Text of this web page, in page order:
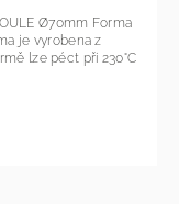
Ø70mm Forma